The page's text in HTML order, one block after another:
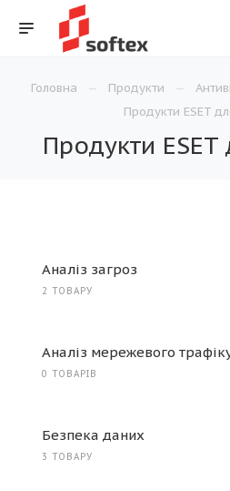
Головна Продукти
Продукти ESET
Продукти ESET
Аналіз загроз
2 ТОВАРУ
Аналіз мережевого
0 ТОВАРІВ
Безпека даних
3 ТОВАРУ